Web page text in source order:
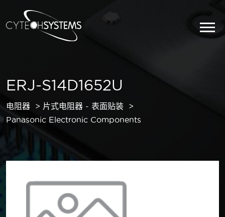
ERJ-S14D1652U
电阻器
片式电阻器 - 表面贴装
Panasonic Electronic Components